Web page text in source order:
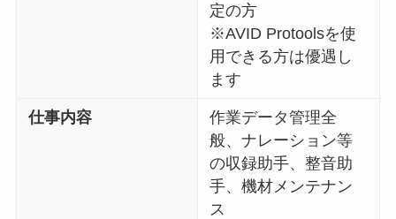
定の方
※AVID Protoolsを使
用できる方は優遇し
ます
仕事内容
作業データ管理全
般、ナレーション等
の収録助手、整音助
手、機材メンテナン
ス